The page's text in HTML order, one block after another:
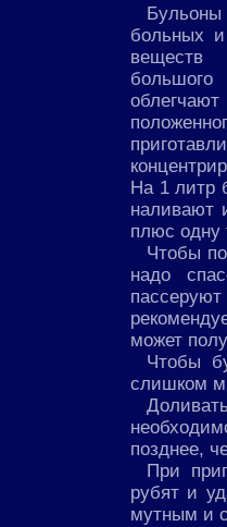
больных
веществ
большого
На 1 литр
наливают
плюс одну
Чтобы
надо
может
Чтобы
слишком
позднее,
При
рубят и
мутным и